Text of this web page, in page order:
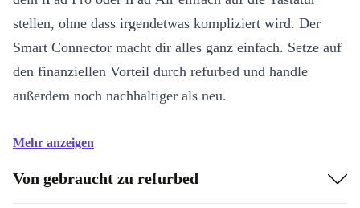
stellen, ohne dass irgendetwas kompliziert wird. Der
Smart Connector macht dir alles ganz einfach. Setze auf
den finanziellen Vorteil durch refurbed und handle
außerdem noch nachhaltiger als neu.
Mehr anzeigen
Von gebraucht zu refurbed